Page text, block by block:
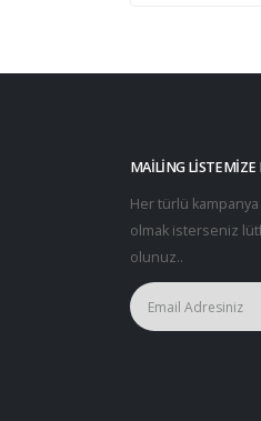
MAILING LISTEMIZE
Her türlü
olmak isterseniz
olunuz..